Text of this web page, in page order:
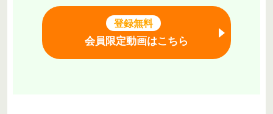
登録無料
会員限定動画はこちら